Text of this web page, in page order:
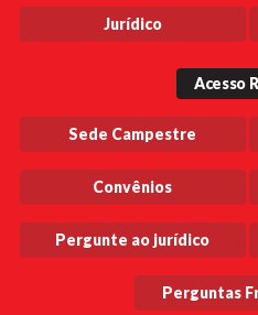
Jurídico
Acesso
Sede Campestre
Convênios
Pergunte ao jurídico
Perguntas